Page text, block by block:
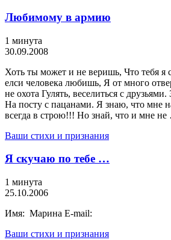
Любимому в армию
1 минута
30.09.2008
Хоть ты может и не веришь, Что тебя я
елси человека любишь, Я от много
не охота Гулять, веселиться с
На посту с пацанами. Я знаю, что мне
всегда в строю!!! Но знай, что и мне
Ваши стихи и признания
Я скучаю по тебе …
1 минута
25.10.2006
Имя: Марина E-mail:
Ваши стихи и признания